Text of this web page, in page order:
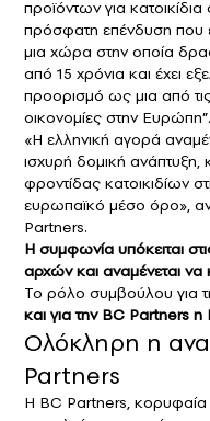
προϊόντων για
πρόσφατη επένδυση που
μια χώρα στην οποία
από 15 χρόνια και έχει
προορισμό ως μια από
οικονομίες στην Ευρώπη”.
«Η ελληνική αγορά
ισχυρή δομική ανάπτυξη,
φροντίδας κατοικιδίων
ευρωπαϊκό μέσο όρο»,
Partners.
Η συμφωνία υπόκειται
αρχών και αναμένεται να
Το ρόλο συμβούλου για
και για την BC Partners
Ολόκληρη η
Partners
Η BC Partners, κορυφαία